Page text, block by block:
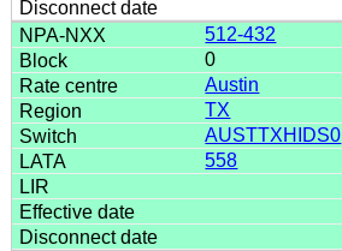
512-432
0
Austin
TX
AUSTTXHIDS0
558